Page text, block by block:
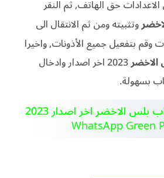
حق الهاتف, ثم النقر
وتثبيته ومن ثم الانتقال الى
وقم بتفعيل جميع الأذونات, واخيرا
2023 اخر اصدار
وادخال
بسهولة.
تحميل واتس اب بلس الاخضر اخر اصدار 2023
WhatsApp Green